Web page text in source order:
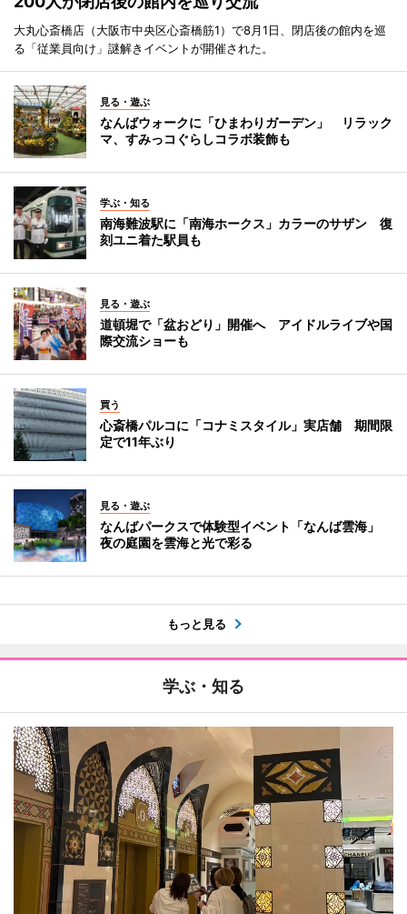
大丸心斎橋店（大阪市中央区心斎橋筋1）で8月1日、閉店後の館内を巡
る「従業員向け」謎解きイベントが開催された。
見る・遊ぶ
なんばウォークに「ひまわりガーデン」 リラック
マ、すみっコぐらしコラボ装飾も
学ぶ・知る
南海難波駅に「南海ホークス」カラーのサザン 復
刻ユニ着た駅員も
見る・遊ぶ
道頓堀で「盆おどり」開催へ アイドルライブや国
際交流ショーも
買う
心斎橋パルコに「コナミスタイル」実店舗 期間限
定で11年ぶり
見る・遊ぶ
なんばパークスで体験型イベント「なんば雲海」
夜の庭園を雲海と光で彩る
もっと見る
学ぶ・知る